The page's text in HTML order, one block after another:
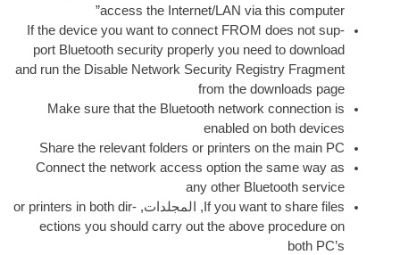
access the Internet/LAN via
If the device you want to con­nect FROM
port Bluetooth secur­ity prop­erly you need
and run the Dis­able Net­work Secur­ity
from the
Make sure that the Bluetooth net­work
enabled on
Share the rel­ev­ant folders or print­ers on
Con­nect the net­work access option the
any oth­er
If you want , المجلدات,or print­ers in both dir­
ec­tions you should carry out the above